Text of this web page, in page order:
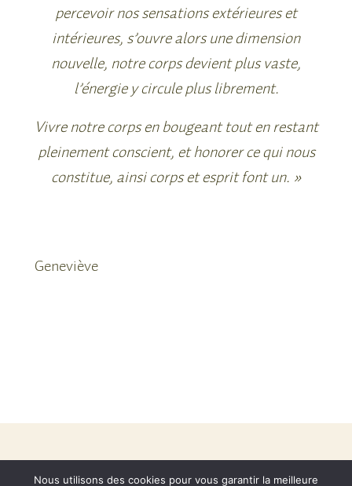
percevoir nos sensations extérieures et
intérieures, s’ouvre alors une dimension
nouvelle, notre corps devient plus vaste,
l’énergie y circule plus librement.
Vivre notre corps en bougeant tout en restant
pleinement conscient, et honorer ce qui nous
constitue, ainsi corps et esprit font un. »
Geneviève
mentions légales
Nous utilisons des cookies pour vous garantir la meilleure